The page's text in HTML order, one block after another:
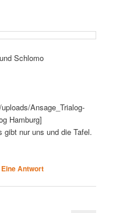
Schlomo
Ansage_Trialog-
Hamburg]
nur uns und die Tafel.
EineAntwort